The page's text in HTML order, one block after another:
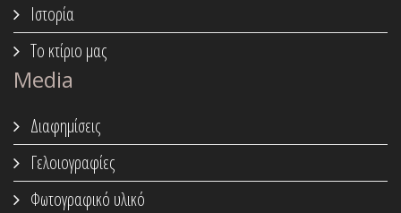
Ιστορία
Το κτίριο μας
Media
Διαφημίσεις
Γελοιογραφίες
Φωτογραφικό υλικό